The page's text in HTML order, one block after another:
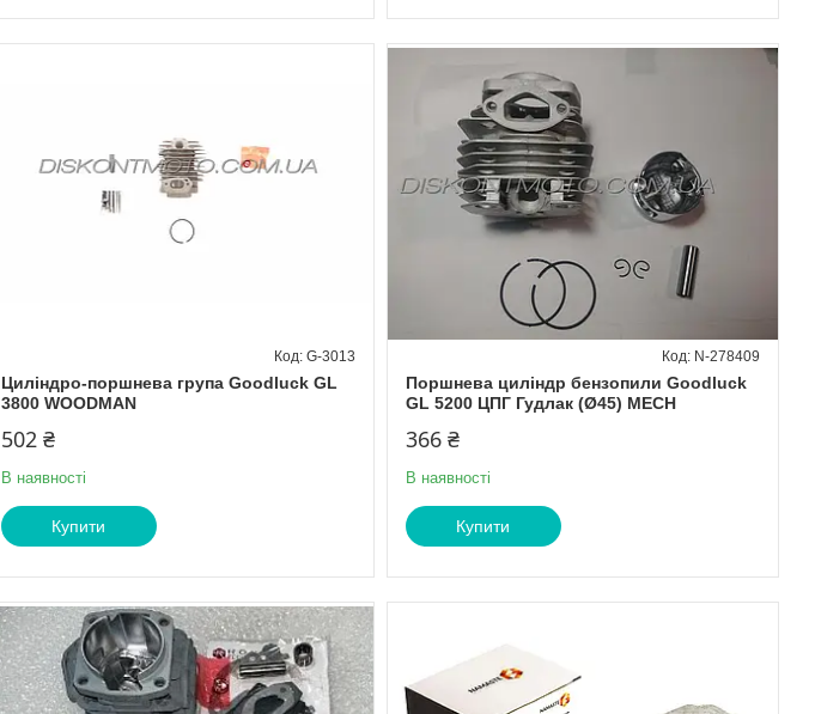
Циліндро-поршнева група Goodluck GL
3800 WOODMAN
G-3013
502 ₴
В наявності
Купити
Поршнева циліндр бензопили Goodluck
GL 5200 ЦПГ Гудлак (Ø45) MECH
N-278409
366 ₴
В наявності
Купити